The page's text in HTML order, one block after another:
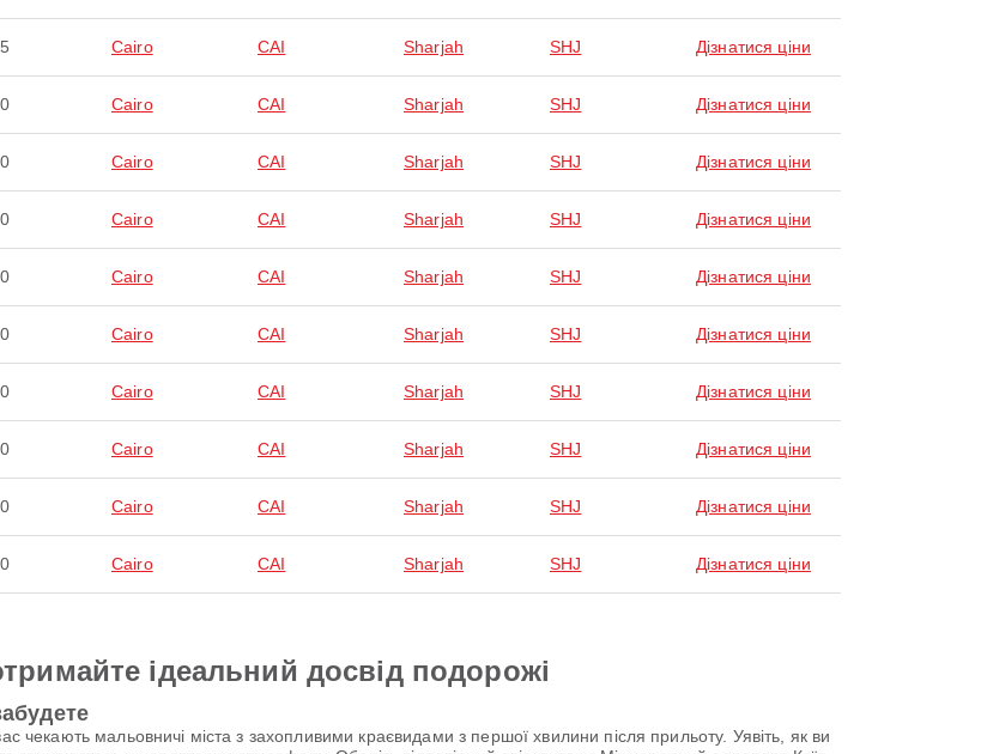
Cairo CAI Sharjah SHJ Дізнатися ціни
Cairo CAI Sharjah SHJ Дізнатися ціни
Cairo CAI Sharjah SHJ Дізнатися ціни
Cairo CAI Sharjah SHJ Дізнатися ціни
Cairo CAI Sharjah SHJ Дізнатися ціни
Cairo CAI Sharjah SHJ Дізнатися ціни
Cairo CAI Sharjah SHJ Дізнатися ціни
Cairo CAI Sharjah SHJ Дізнатися ціни
Cairo CAI Sharjah SHJ Дізнатися ціни
Cairo CAI Sharjah SHJ Дізнатися ціни
ідеальний досвід подорожі
мальовничі міста з захопливими краєвидами з першої хвилини після прильоту. Уявіть, як ви